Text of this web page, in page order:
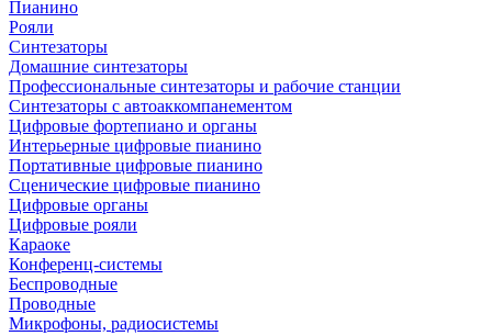
Пианино
Рояли
Синтезаторы
Домашние синтезаторы
Профессиональные синтезаторы и рабочие станции
Синтезаторы с автоаккомпанементом
Цифровые фортепиано и органы
Интерьерные цифровые пианино
Портативные цифровые пианино
Сценические цифровые пианино
Цифровые органы
Цифровые рояли
Караоке
Конференц-системы
Беспроводные
Проводные
Микрофоны, радиосистемы